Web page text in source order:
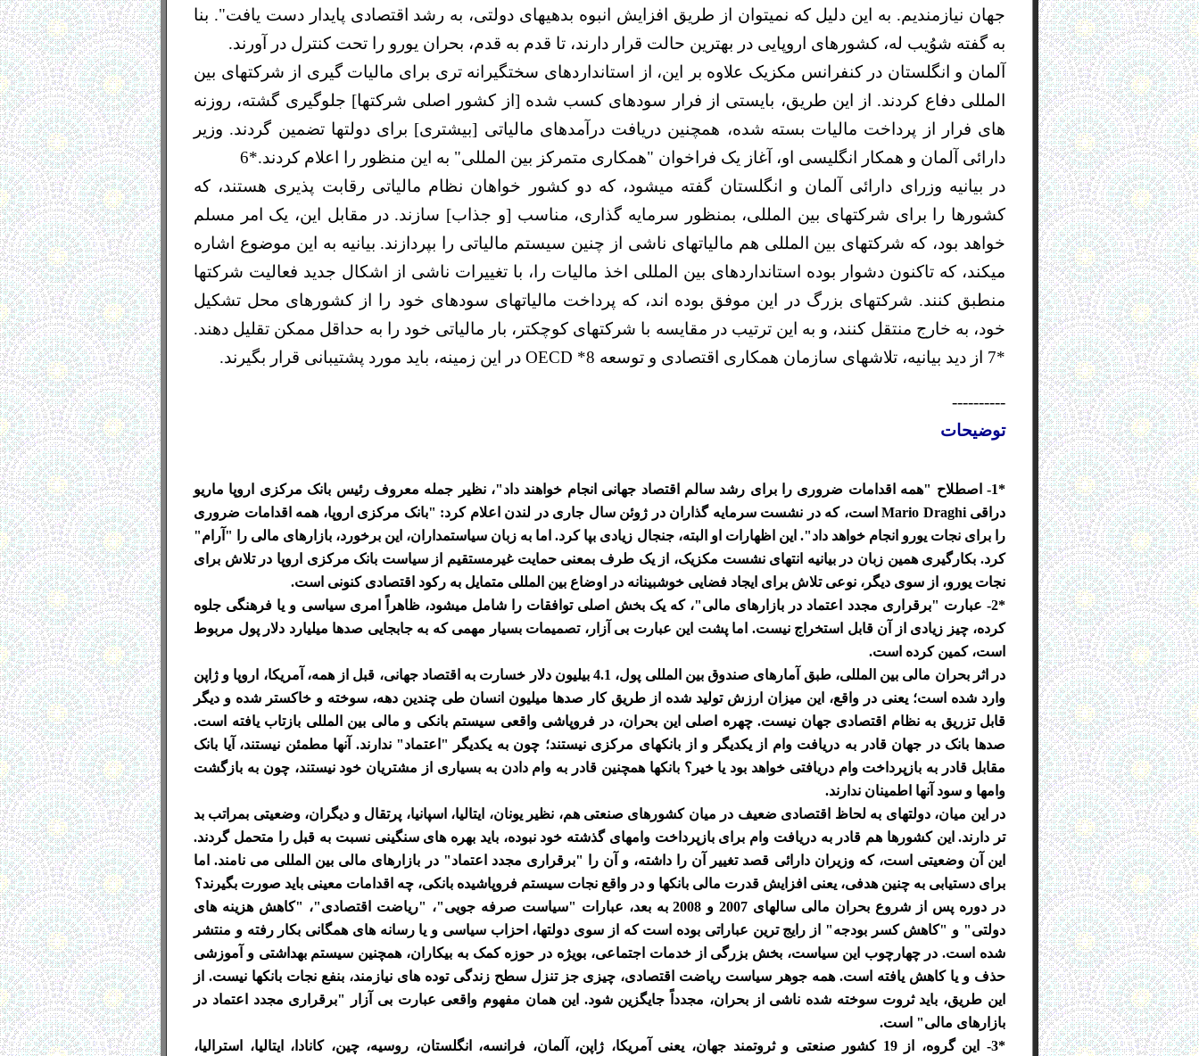
جهان نیازمندیم. به این دلیل که نمیتوان از طریق افزایش انبوه بدهیهای دولتی، به رشد اقتصادی پایدار دست یافت". بنا
به گفته شوُیب له، کشورهای اروپایی در بهترین حالت قرار دارند، تا قدم به قدم، بحران یورو را تحت کنترل در آورند.
آلمان و انگلستان در کنفرانس مکزیک علاوه بر این، از استانداردهای سختگیرانه تری برای مالیات گیری از شرکتهای بین
المللی دفاع کردند. از این طریق، بایستی از فرار سودهای کسب شده [از کشور اصلی شرکتها] جلوگیری گشته، روزنه
های فرار از پرداخت مالیات بسته شده، همچنین دریافت درآمدهای مالیاتی [بیشتری] برای دولتها تضمین گردند. وزیر
دارائی آلمان و همکار انگلیسی او، آغاز یک فراخوان "همکاری متمرکز بین المللی" به این منظور را اعلام کردند.*6
در بیانیه وزرای دارائی آلمان و انگلستان گفته میشود، که دو کشور خواهان نظام مالیاتی رقابت پذیری هستند، که
کشورها را برای شرکتهای بین المللی، بمنظور سرمایه گذاری، مناسب [و جذاب] سازند. در مقابل این، یک امر مسلم
خواهد بود، که شرکتهای بین المللی هم مالیاتهای ناشی از چنین سیستم مالیاتی را بپردازند. بیانیه به این موضوع اشاره
میکند، که تاکنون دشوار بوده استانداردهای بین المللی اخذ مالیات را، با تغییرات ناشی از اشکال جدید فعالیت شرکتها
منطبق کنند. شرکتهای بزرگ در این موفق بوده اند، که پرداخت مالیاتهای سودهای خود را از کشورهای محل تشکیل
خود، به خارج منتقل کنند، و به این ترتیب در مقایسه با شرکتهای کوچکتر، بار مالیاتی خود را به حداقل ممکن تقلیل دهند.
*7 از دید بیانیه، تلاشهای سازمان همکاری اقتصادی و توسعه OECD *8 در این زمینه، باید مورد پشتیبانی قرار بگیرند.
----------
توضیحات
*1- اصطلاح "همه اقدامات ضروری را برای رشد سالم اقتصاد جهانی انجام خواهند داد"، نظیر جمله معروف رئیس بانک مرکزی اروپا ماریو
دراقی Mario Draghi است، که در نشست سرمایه گذاران در ژوئن سال جاری در لندن اعلام کرد: "بانک مرکزی اروپا، همه اقدامات ضروری
را برای نجات یورو انجام خواهد داد". این اظهارات او البته، جنجال زیادی بپا کرد. اما به زبان سیاستمداران، این برخورد، بازارهای مالی را "آرام"
کرد. بکارگیری همین زبان در بیانیه انتهای نشست مکزیک، از یک طرف بمعنی حمایت غیرمستقیم از سیاست بانک مرکزی اروپا در تلاش برای
نجات یورو، از سوی دیگر، نوعی تلاش برای ایجاد فضایی خوشبینانه در اوضاع بین المللی متمایل به رکود اقتصادی کنونی است.
*2- عبارت "برقراری مجدد اعتماد در بازارهای مالی"، که یک بخش اصلی توافقات را شامل میشود، ظاهراً امری سیاسی و یا فرهنگی جلوه
کرده، چیز زیادی از آن قابل استخراج نیست. اما پشت این عبارت بی آزار، تصمیمات بسیار مهمی که به جابجایی صدها میلیارد دلار پول مربوط
است، کمین کرده است.
در اثر بحران مالی بین المللی، طبق آمارهای صندوق بین المللی پول، 4.1 بیلیون دلار خسارت به اقتصاد جهانی، قبل از همه، آمریکا، اروپا و ژاپن
وارد شده است؛ یعنی در واقع، این میزان ارزش تولید شده از طریق کار صدها میلیون انسان طی چندین دهه، سوخته و خاکستر شده و دیگر
قابل تزریق به نظام اقتصادی جهان نیست. چهره اصلی این بحران، در فروپاشی واقعی سیستم بانکی و مالی بین المللی بازتاب یافته است.
صدها بانک در جهان قادر به دریافت وام از یکدیگر و از بانکهای مرکزی نیستند؛ چون به یکدیگر "اعتماد" ندارند. آنها مطمئن نیستند، آیا بانک
مقابل قادر به بازپرداخت وام دریافتی خواهد بود یا خیر؟ بانکها همچنین قادر به وام دادن به بسیاری از مشتریان خود نیستند، چون به بازگشت
وامها و سود آنها اطمینان ندارند.
در این میان، دولتهای به لحاظ اقتصادی ضعیف در میان کشورهای صنعتی هم، نظیر یونان، ایتالیا، اسپانیا، پرتقال و دیگران، وضعیتی بمراتب بد
تر دارند. این کشورها هم قادر به دریافت وام برای بازپرداخت وامهای گذشته خود نبوده، باید بهره های سنگینی نسبت به قبل را متحمل گردند.
این آن وضعیتی است، که وزیران دارائی قصد تغییر آن را داشته، و آن را "برقراری مجدد اعتماد" در بازارهای مالی بین المللی می نامند. اما
برای دستیابی به چنین هدفی، یعنی افزایش قدرت مالی بانکها و در واقع نجات سیستم فروپاشیده بانکی، چه اقدامات معینی باید صورت بگیرند؟
در دوره پس از شروع بحران مالی سالهای 2007 و 2008 به بعد، عبارات "سیاست صرفه جویی"، "ریاضت اقتصادی"، "کاهش هزینه های
دولتی" و "کاهش کسر بودجه" از رایج ترین عباراتی بوده است که از سوی دولتها، احزاب سیاسی و یا رسانه های همگانی بکار رفته و منتشر
شده است. در چهارچوب این سیاست، بخش بزرگی از خدمات اجتماعی، بویژه در حوزه کمک به بیکاران، همچنین سیستم بهداشتی و آموزشی
حذف و یا کاهش یافته است. همه جوهر سیاست ریاضت اقتصادی، چیزی جز تنزل سطح زندگی توده های نیازمند، بنفع نجات بانکها نیست. از
این طریق، باید ثروت سوخته شده ناشی از بحران، مجدداً جایگزین شود. این همان مفهوم واقعی عبارت بی آزار "برقراری مجدد اعتماد در
بازارهای مالی" است.
*3- این گروه، از 19 کشور صنعتی و ثروتمند جهان، یعنی آمریکا، ژاپن، آلمان، فرانسه، انگلستان، روسیه، چین، کانادا، ایتالیا، استرالیا،